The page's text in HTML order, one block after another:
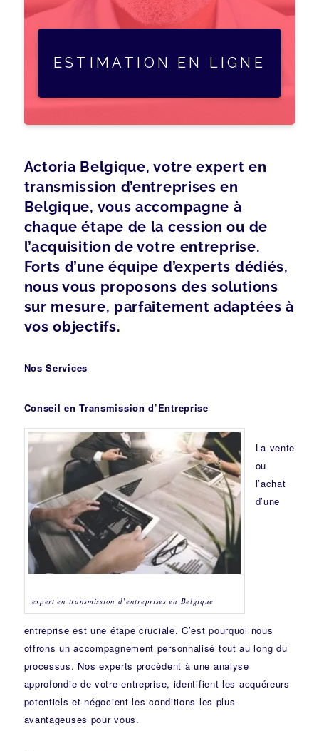
ESTIMATION EN LIGNE
Actoria Belgique, votre expert en
transmission d’entreprises en
Belgique, vous accompagne à
chaque étape de la cession ou de
l’acquisition de votre entreprise.
Forts d’une équipe d’experts dédiés,
nous vous proposons des solutions
sur mesure, parfaitement adaptées à
vos objectifs.
Nos Services
Conseil en Transmission d’Entreprise
expert en transmission d’entreprises en Belgique
La vente
ou
l’achat
d’une
entreprise est une étape cruciale. C’est pourquoi nous
offrons un accompagnement personnalisé tout au long du
processus. Nos experts procèdent à une analyse
approfondie de votre entreprise, identifient les acquéreurs
potentiels et négocient les conditions les plus
avantageuses pour vous.